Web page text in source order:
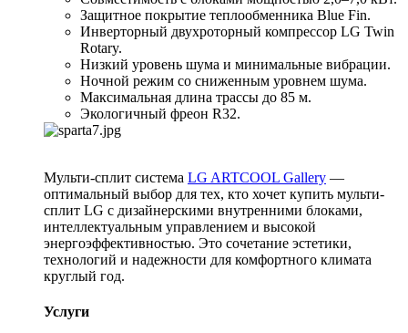
Защитное покрытие теплообменника Blue Fin.
Инверторный двухроторный компрессор LG Twin
Rotary.
Низкий уровень шума и минимальные вибрации.
Ночной режим со сниженным уровнем шума.
Максимальная длина трассы до 85 м.
Экологичный фреон R32.
Мульти-сплит система LG ARTCOOL Gallery —
оптимальный выбор для тех, кто хочет купить мульти-
сплит LG с дизайнерскими внутренними блоками,
интеллектуальным управлением и высокой
энергоэффективностью. Это сочетание эстетики,
технологий и надежности для комфортного климата
круглый год.
Услуги